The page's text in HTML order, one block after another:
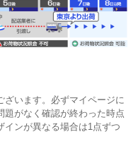
ざいます。必ずマイページに
題がなく確認が終わった時点
インが異なる場合は1点ずつ